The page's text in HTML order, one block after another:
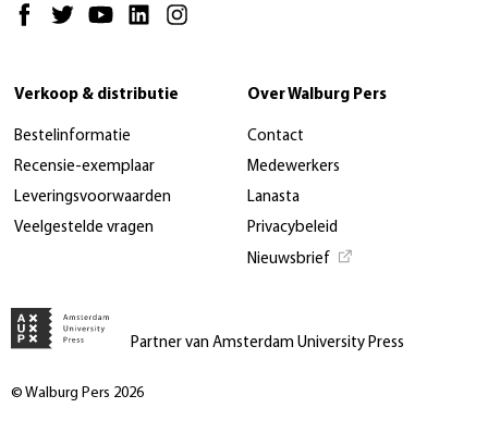
Verkoop & distributie
Bestelinformatie
Recensie-exemplaar
Leveringsvoorwaarden
Veelgestelde vragen
Over Walburg Pers
Contact
Medewerkers
Lanasta
Privacybeleid
Nieuwsbrief
Partner van Amsterdam University Press
© Walburg Pers 2026